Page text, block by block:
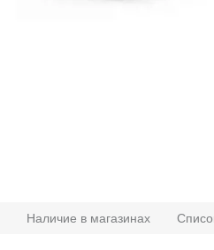
Наличие в магазинах